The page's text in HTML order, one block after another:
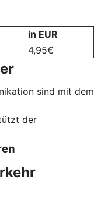
in EUR
4,95€
sind mit dem
der